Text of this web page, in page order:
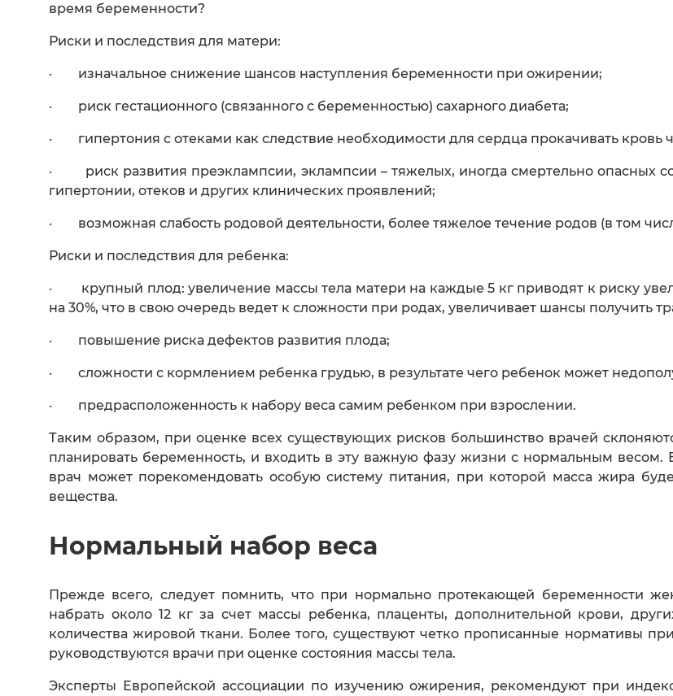
время беременности?
Риски и последствия для матери:
· изначальное снижение шансов наступления беременности при ожирении;
· риск гестационного (связанного с беременностью) сахарного диабета;
· гипертония с отеками как следствие необходимости для сердца прокачивать кровь
· риск развития преэклампсии, эклампсии – тяжелых, иногда смертельно опасных
гипертонии, отеков и других клинических проявлений;
· возможная слабость родовой деятельности, более тяжелое течение родов (в том
Риски и последствия для ребенка:
· крупный плод: увеличение массы тела матери на каждые 5 кг приводят к риску
на 30%, что в свою очередь ведет к сложности при родах, увеличивает шансы получить
· повышение риска дефектов развития плода;
· сложности с кормлением ребенка грудью, в результате чего ребенок может
· предрасположенность к набору веса самим ребенком при взрослении.
Таким образом, при оценке всех существующих рисков большинство врачей
планировать беременность, и входить в эту важную фазу жизни с нормальным
врач может порекомендовать особую систему питания, при которой масса жира
вещества.
Нормальный набор веса
Прежде всего, следует помнить, что при нормально протекающей беременности
набрать около 12 кг за счет массы ребенка, плаценты, дополнительной крови,
количества жировой ткани. Более того, существуют четко прописанные нормативы
руководствуются врачи при оценке состояния массы тела.
Эксперты Европейской ассоциации по изучению ожирения, рекомендуют при